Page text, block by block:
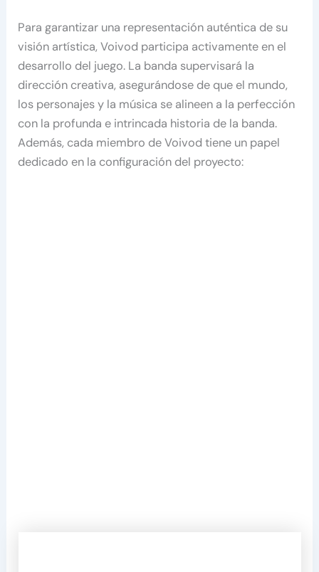
Para garantizar una representación auténtica de su
visión artística, Voivod participa activamente en el
desarrollo del juego. La banda supervisará la
dirección creativa, asegurándose de que el mundo,
los personajes y la música se alineen a la perfección
con la profunda e intrincada historia de la banda.
Además, cada miembro de Voivod tiene un papel
dedicado en la configuración del proyecto: